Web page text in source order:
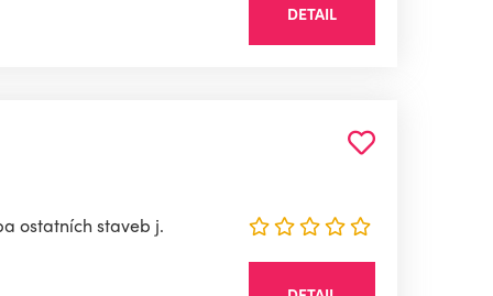
DETAIL
ostatních staveb j.